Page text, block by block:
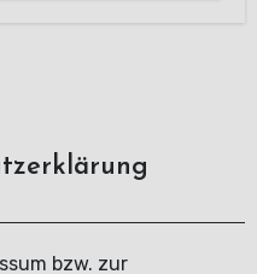
bzw. zur